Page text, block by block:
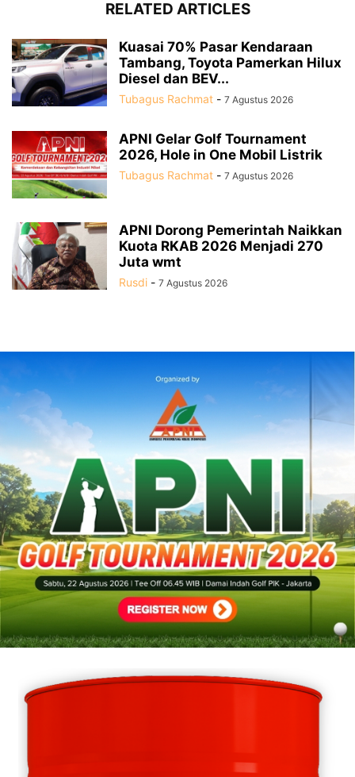
RELATED ARTICLES
Kuasai 70% Pasar Kendaraan
Tambang, Toyota Pamerkan Hilux
Diesel dan BEV...
Tubagus Rachmat - 7 Agustus 2026
APNI Gelar Golf Tournament
2026, Hole in One Mobil Listrik
Tubagus Rachmat - 7 Agustus 2026
APNI Dorong Pemerintah Naikkan
Kuota RKAB 2026 Menjadi 270
Juta wmt
Rusdi - 7 Agustus 2026